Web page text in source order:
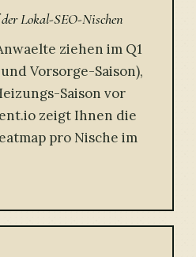
Lokal-SEO-Nischen
ziehen im Q1
Vorsorge-Saison),
Saison vor
zeigt Ihnen die
pro Nische im